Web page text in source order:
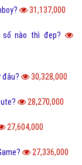
31,137,000
nào thì đẹp?
đâu? 30,328,000
28,270,000
27,604,000
27,336,000